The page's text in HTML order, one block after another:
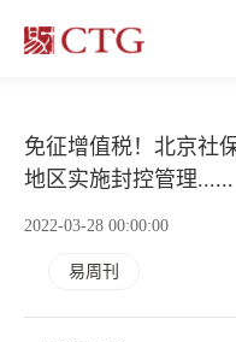
免征增值税！北京社
地区实施封控管理......
2022-03-28 00:00:00
易周刊